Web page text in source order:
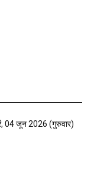
04 जून 2026 (गुरुवार)